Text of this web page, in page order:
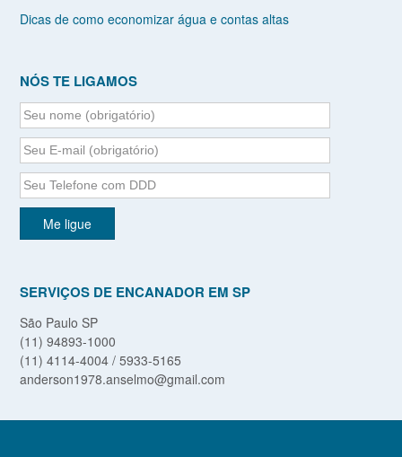
Dicas de como economizar água e contas altas
NÓS TE LIGAMOS
SERVIÇOS DE ENCANADOR EM SP
São Paulo SP
(11) 94893-1000
(11) 4114-4004 / 5933-5165
anderson1978.anselmo@gmail.com